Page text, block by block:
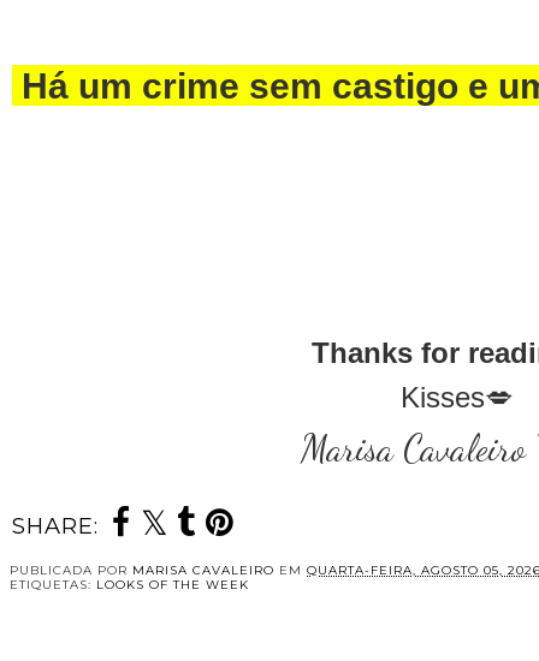
Há um crime sem castigo e
Thanks for
Kisses💋
Marisa Cavaleiro
SHARE:
PUBLICADA POR MARISA CAVALEIRO EM QUARTA-FEIRA, AGOSTO 05,
ETIQUETAS: LOOKS OF THE WEEK